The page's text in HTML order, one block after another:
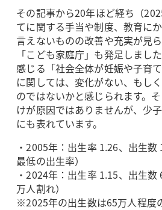
その記事から20年ほど経ち（
てに関する手当や制度、教育に
言えないものの改善や充実が見
「こども家庭庁」も発足しまし
感じる「社会全体が妊娠や子育
に関しては、変化がない、もし
のではないかと感じられます。
けが原因ではありませんが、少
にも表れています。
・2005年：出生率 1.26、出生
最低の出生率）
・2024年：出生率 1.15、出生
万人割れ）
※2025年の出生数は65万人程度